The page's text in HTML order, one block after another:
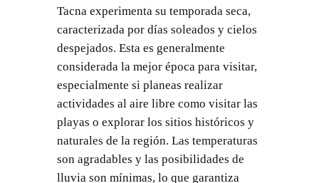
Tacna experimenta su temporada seca,
caracterizada por días soleados y cielos
despejados. Esta es generalmente
considerada la mejor época para visitar,
especialmente si planeas realizar
actividades al aire libre como visitar las
playas o explorar los sitios históricos y
naturales de la región. Las temperaturas
son agradables y las posibilidades de
lluvia son mínimas, lo que garantiza